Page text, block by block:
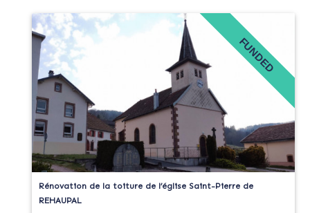
FUNDED
Rénovation de la toiture de l’église Saint-Pierre de
REHAUPAL